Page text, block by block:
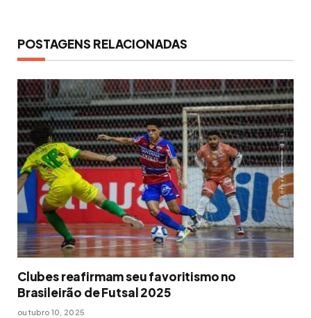
POSTAGENS RELACIONADAS
Clubes reafirmam seu favoritismo no
Brasileirão de Futsal 2025
outubro 10, 2025